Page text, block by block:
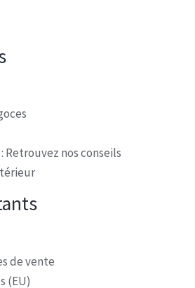
Retrouvez nos conseils
de vente
(EU)